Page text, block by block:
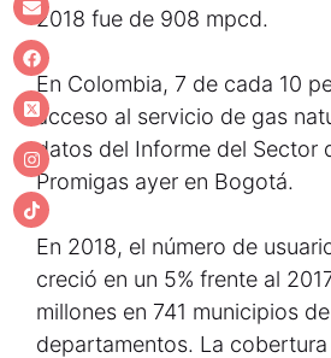
2018 fue de 908 mpcd.
En Colombia, 7 de cada 10
acceso al servicio de gas
datos del Informe del Sector
Promigas ayer en Bogotá.
En 2018, el número de
creció en un 5% frente al
millones en 741 municipios
departamentos. La